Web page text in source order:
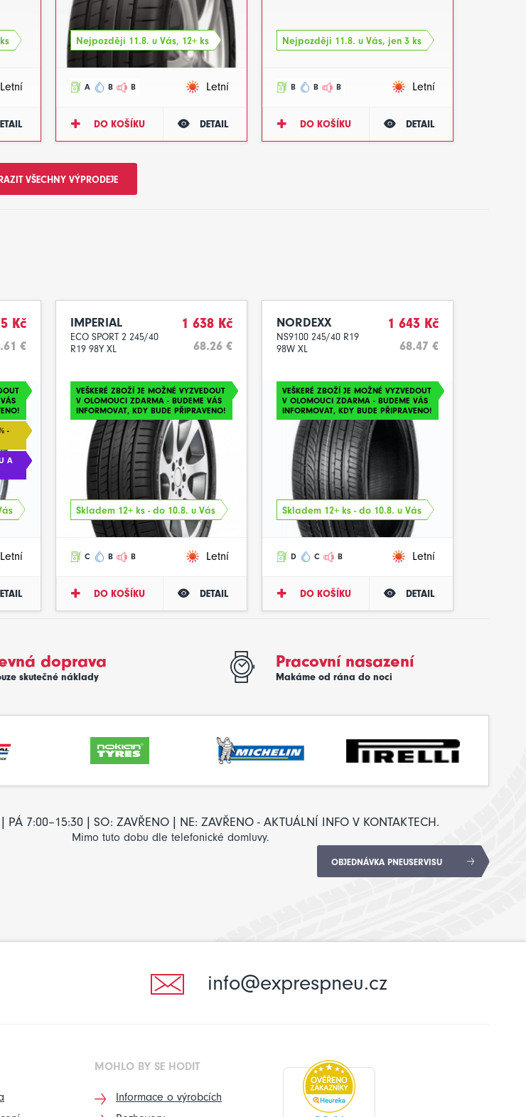
Letní
Nejpozději 11.8. u Vás, 12+ ks
A B B Letní
DO KOŠÍKU DETAIL
Nejpozději 11.8. u Vás, jen 3 ks
B B B Letní
DO KOŠÍKU DETAIL
VŠECHNY VÝPRODEJE
Kč
€
-
A
Letní
IMPERIAL
ECO SPORT 2 245/40
R19 98Y XL
1 638 Kč
68.26 €
VEŠKERÉ ZBOŽÍ JE MOŽNÉ VYZVEDOUT
V OLOMOUCI ZDARMA - BUDEME VÁS
INFORMOVAT, KDY BUDE PŘIPRAVENO!
Skladem 12+ ks - do 10.8. u Vás
C B B Letní
DO KOŠÍKU DETAIL
NORDEXX
NS9100 245/40 R19
98W XL
1 643 Kč
68.47 €
VEŠKERÉ ZBOŽÍ JE MOŽNÉ VYZVEDOUT
V OLOMOUCI ZDARMA - BUDEME VÁS
INFORMOVAT, KDY BUDE PŘIPRAVENO!
Skladem 12+ ks - do 10.8. u Vás
D C B Letní
DO KOŠÍKU DETAIL
doprava
skutečné náklady
Pracovní nasazení
Makáme od rána do noci
PÁ 7:00–15:30 | SO: ZAVŘENO | NE: ZAVŘENO - AKTUÁLNÍ INFO V KONTAKTECH.
Mimo tuto dobu dle telefonické domluvy.
OBJEDNÁVKA PNEUSERVISU
info@exprespneu.cz
MOHLO BY SE HODIT
Informace o výrobcích